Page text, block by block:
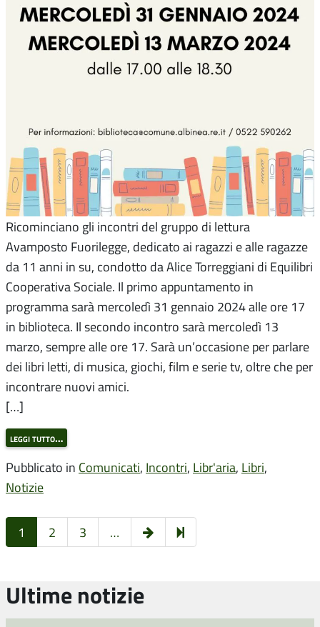
Ricominciano gli incontri del gruppo di lettura
Avamposto Fuorilegge, dedicato ai ragazzi e alle ragazze
da 11 anni in su, condotto da Alice Torreggiani di Equilibri
Cooperativa Sociale. Il primo appuntamento in
programma sarà mercoledì 31 gennaio 2024 alle ore 17
in biblioteca. Il secondo incontro sarà mercoledì 13
marzo, sempre alle ore 17. Sarà un’occasione per parlare
dei libri letti, di musica, giochi, film e serie tv, oltre che per
incontrare nuovi amici.
[…]
leggi tutto…
Pubblicato in Comunicati, Incontri, Libr'aria, Libri,
Notizie
1 2 3 …
Pagina
successiva
5
Ultime notizie